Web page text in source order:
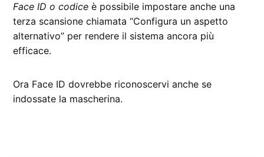
Face ID o codice è possibile impostare anche una
terza scansione chiamata “Configura un aspetto
alternativo” per rendere il sistema ancora più
efficace.
Ora Face ID dovrebbe riconoscervi anche se
indossate la mascherina.